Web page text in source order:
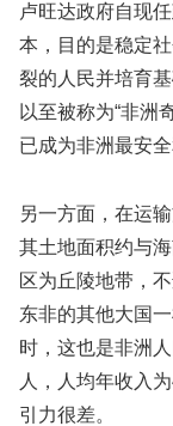
卢旺达政府自现
本，目的是稳定
裂的人民并培育
以至被称为“非洲
已成为非洲最安
另一方面，在运
其土地面积约与
区为丘陵地带，
东非的其他大国
时，这也是非洲
人，人均年收入
引力很差。